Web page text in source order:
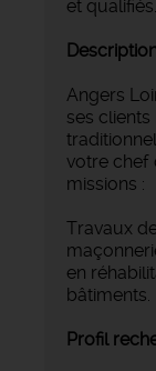
et
Angers
ses
votre chef
missions :
Travaux
en
bâtiments.
Profil